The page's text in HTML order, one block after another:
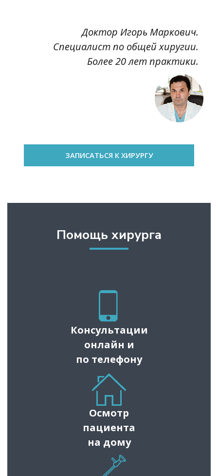
Доктор Игорь Маркович.
Специалист по общей хиругии.
Более 20 лет практики.
ЗАПИСАТЬСЯ К ХИРУРГУ
Помощь хирурга
Консультации
онлайн и
по телефону
Осмотр
пациента
на дому